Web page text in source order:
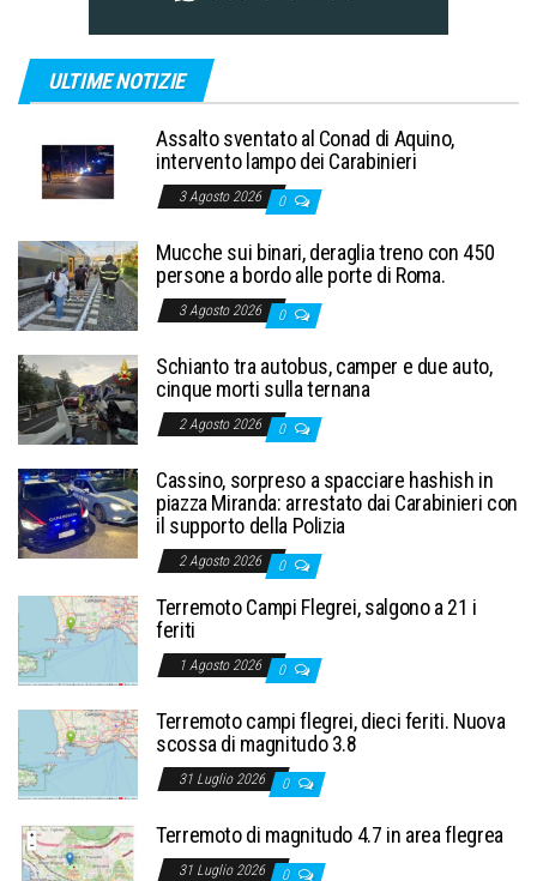
ULTIME NOTIZIE
Assalto sventato al Conad di Aquino,
intervento lampo dei Carabinieri
3 Agosto 2026 0
Mucche sui binari, deraglia treno con 450
persone a bordo alle porte di Roma.
3 Agosto 2026 0
Schianto tra autobus, camper e due auto,
cinque morti sulla ternana
2 Agosto 2026 0
Cassino, sorpreso a spacciare hashish in
piazza Miranda: arrestato dai Carabinieri con
il supporto della Polizia
2 Agosto 2026 0
Terremoto Campi Flegrei, salgono a 21 i
feriti
1 Agosto 2026 0
Terremoto campi flegrei, dieci feriti. Nuova
scossa di magnitudo 3.8
31 Luglio 2026 0
Terremoto di magnitudo 4.7 in area flegrea
31 Luglio 2026 0